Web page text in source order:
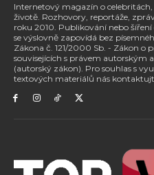
Internetový magazín o
životě. Rozhovory, reportáže,
roku 2010. Publikování nebo
se výslovně zapovídá bez
Zákona č. 121/2000 Sb. - Zákon o
souvisejících s právem autorským
(autorský zákon). Pro souhlas s
textových materiálů nás